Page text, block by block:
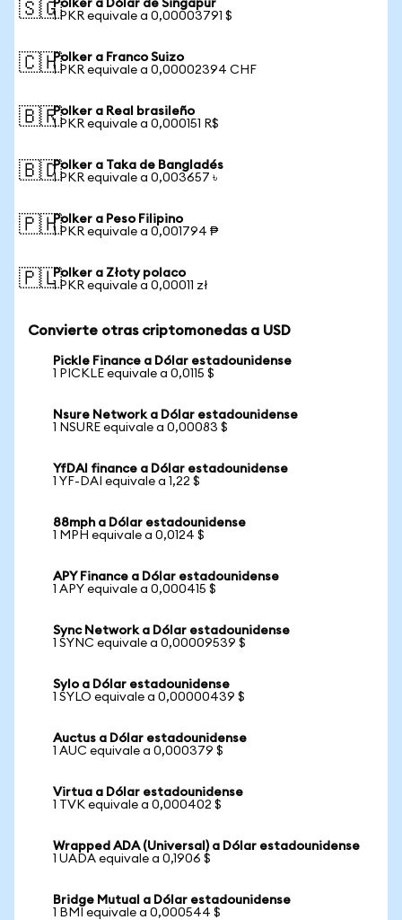
🇸🇬Polker a Dólar de Singapur
1 PKR equivale a 0,00003791 $
🇨🇭Polker a Franco Suizo
1 PKR equivale a 0,00002394 CHF
🇧🇷Polker a Real brasileño
1 PKR equivale a 0,000151 R$
🇧🇩Polker a Taka de Bangladés
1 PKR equivale a 0,003657 ৳
🇵🇭Polker a Peso Filipino
1 PKR equivale a 0,001794 ₱
🇵🇱Polker a Złoty polaco
1 PKR equivale a 0,00011 zł
Convierte otras criptomonedas a USD
Pickle Finance a Dólar estadounidense
1 PICKLE equivale a 0,0115 $
Nsure Network a Dólar estadounidense
1 NSURE equivale a 0,00083 $
YfDAI finance a Dólar estadounidense
1 YF-DAI equivale a 1,22 $
88mph a Dólar estadounidense
1 MPH equivale a 0,0124 $
APY Finance a Dólar estadounidense
1 APY equivale a 0,000415 $
Sync Network a Dólar estadounidense
1 SYNC equivale a 0,00009539 $
Sylo a Dólar estadounidense
1 SYLO equivale a 0,00000439 $
Auctus a Dólar estadounidense
1 AUC equivale a 0,000379 $
Virtua a Dólar estadounidense
1 TVK equivale a 0,000402 $
Wrapped ADA (Universal) a Dólar estadounidense
1 UADA equivale a 0,1906 $
Bridge Mutual a Dólar estadounidense
1 BMI equivale a 0,000544 $